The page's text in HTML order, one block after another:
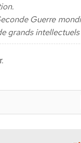
Guerre
grands